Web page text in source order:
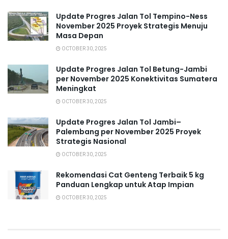
Update Progres Jalan Tol Tempino-Ness
November 2025 Proyek Strategis Menuju
Masa Depan
OCTOBER 30, 2025
Update Progres Jalan Tol Betung-Jambi
per November 2025 Konektivitas Sumatera
Meningkat
OCTOBER 30, 2025
Update Progres Jalan Tol Jambi–
Palembang per November 2025 Proyek
Strategis Nasional
OCTOBER 30, 2025
Rekomendasi Cat Genteng Terbaik 5 kg
Panduan Lengkap untuk Atap Impian
OCTOBER 30, 2025